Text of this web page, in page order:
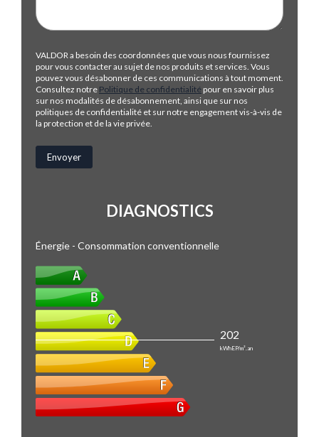
VALDOR a besoin des coordonnées que vous nous fournissez
pour vous contacter au sujet de nos produits et services. Vous
pouvez vous désabonner de ces communications à tout moment.
Consultez notre Politique de confidentialité pour en savoir plus
sur nos modalités de désabonnement, ainsi que sur nos
politiques de confidentialité et sur notre engagement vis-à-vis de
la protection et de la vie privée.
DIAGNOSTICS
Énergie - Consommation conventionnelle
202
kWhEP/m².an